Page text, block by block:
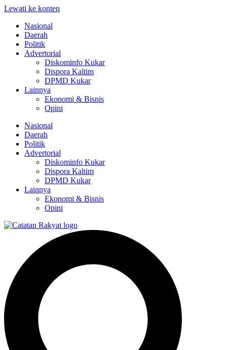
Lewati ke konten
Nasional
Daerah
Politik
Advertorial
Diskominfo Kukar
Dispora Kaltim
DPMD Kukar
Lainnya
Ekonomi & Bisnis
Opini
Nasional
Daerah
Politik
Advertorial
Diskominfo Kukar
Dispora Kaltim
DPMD Kukar
Lainnya
Ekonomi & Bisnis
Opini